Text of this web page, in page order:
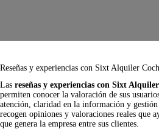
Reseñas y experiencias con Sixt Alquiler
Las reseñas y experiencias con Sixt
permiten conocer la valoración de sus
atención, claridad en la información y
recogen opiniones y valoraciones reales que
que genera la empresa entre sus clientes.